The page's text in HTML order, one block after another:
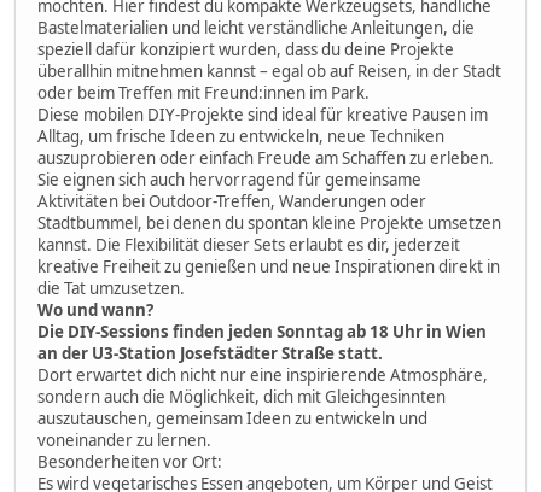
möchten. Hier findest du kompakte Werkzeugsets, handliche
Bastelmaterialien und leicht verständliche Anleitungen, die
speziell dafür konzipiert wurden, dass du deine Projekte
überallhin mitnehmen kannst – egal ob auf Reisen, in der Stadt
oder beim Treffen mit Freund:innen im Park.
Diese mobilen DIY-Projekte sind ideal für kreative Pausen im
Alltag, um frische Ideen zu entwickeln, neue Techniken
auszuprobieren oder einfach Freude am Schaffen zu erleben.
Sie eignen sich auch hervorragend für gemeinsame
Aktivitäten bei Outdoor-Treffen, Wanderungen oder
Stadtbummel, bei denen du spontan kleine Projekte umsetzen
kannst. Die Flexibilität dieser Sets erlaubt es dir, jederzeit
kreative Freiheit zu genießen und neue Inspirationen direkt in
die Tat umzusetzen.
Wo und wann?
Die DIY-Sessions finden jeden Sonntag ab 18 Uhr in Wien
an der U3-Station Josefstädter Straße statt.
Dort erwartet dich nicht nur eine inspirierende Atmosphäre,
sondern auch die Möglichkeit, dich mit Gleichgesinnten
auszutauschen, gemeinsam Ideen zu entwickeln und
voneinander zu lernen.
Besonderheiten vor Ort:
Es wird vegetarisches Essen angeboten, um Körper und Geist